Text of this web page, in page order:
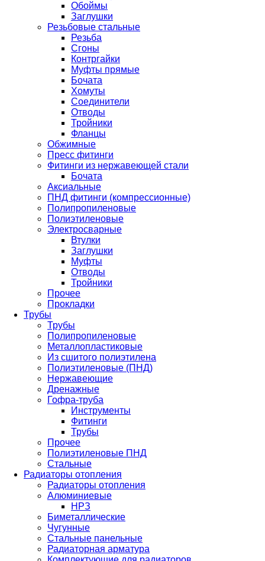
Обоймы
Заглушки
Резьбовые стальные
Резьба
Сгоны
Контргайки
Муфты прямые
Бочата
Хомуты
Соединители
Отводы
Тройники
Фланцы
Обжимные
Пресс фитинги
Фитинги из нержавеющей стали
Бочата
Аксиальные
ПНД фитинги (компрессионные)
Полипропиленовые
Полиэтиленовые
Электросварные
Втулки
Заглушки
Муфты
Отводы
Тройники
Прочее
Прокладки
Трубы
Трубы
Полипропиленовые
Металлопластиковые
Из сшитого полиэтилена
Полиэтиленовые (ПНД)
Нержавеющие
Дренажные
Гофра-труба
Инструменты
Фитинги
Трубы
Прочее
Полиэтиленовые ПНД
Стальные
Радиаторы отопления
Радиаторы отопления
Алюминиевые
НРЗ
Биметаллические
Чугунные
Стальные панельные
Радиаторная арматура